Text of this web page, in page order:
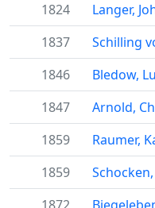
1824
Langer,
1837
Schilling
1846
Bledow,
1847
Arnold,
1859
Raumer,
1859